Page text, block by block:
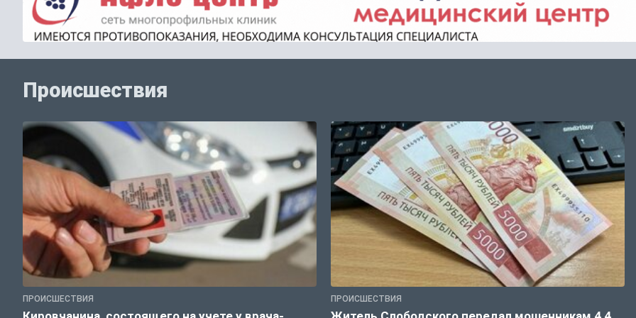
Происшествия
ПРОИСШЕСТВИЯ ПРОИСШЕСТВИЯ